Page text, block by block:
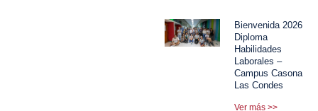
Bienvenida 2026
Diploma
Habilidades
Laborales –
Campus Casona
Las Condes
Ver más >>